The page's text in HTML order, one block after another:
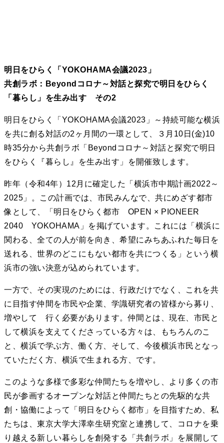
明日をひらく「YOKOHAMA会議2023」
共創ラボ：Beyondコロナ～対話と探究で明日をひらく
「暮らし」を生み出す その2
明日をひらく「YOKOHAMA会議2023」～持続可能な横浜
を共に創る対話の2ヶ月間の一環として、３月10日(金)10
時35分から共創ラボ「Beyondコロナ～対話と探究で明日
をひらく『暮らし』を生み出す」を開催致します。
昨年（令和4年）12月に確定した「横浜市中期計画2022～
2025」。この計画では、市民みんなで、共にめざす都市
像として、「明日をひらく都市 OPEN × PIONEER
2040 YOKOHAMA」を掲げています。これには「横浜に
関わる、全ての人が前を向き、希望にみちあふれた毎日を
送れる、世界のどこにもない都市を共につくる」という横
浜市の強い決意が込められています。
一方で、その実現のためには、行政だけでなく、これを共
に目指す仲間を市民や企業、学識研究者の皆様から募り、
増やして 行く必要があります。仲間とは、現在、市民と
して横浜を支えてくださっている方々は、もちろんのこ
と、横浜で学ぶ方、働く方、そして、今後横浜市民となっ
ていただく方、横浜で生まれる方、です。
このような多様で多彩な仲間たちを増やし、より多くの市
民が参画するオープンな対話と仲間たちとの先駆的な共
創・協働によって「明日をひらく都市」を目指すため、私
たちは、東京大学大澤幸生研究室と連携して、コロナを乗
り越える新しい暮らしを創発する「共創ラボ」を展開して